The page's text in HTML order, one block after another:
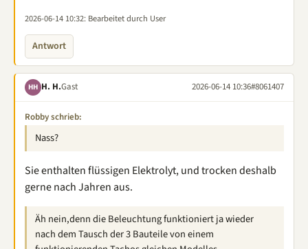
2026-06-14 10:32: Bearbeitet durch User
Antwort
HH H. H.Gast 2026-06-14 10:36#8061407
Robby schrieb:
Nass?
Sie enthalten flüssigen Elektrolyt, und trocken deshalb
gerne nach Jahren aus.
Äh nein,denn die Beleuchtung funktioniert ja wieder
nach dem Tausch der 3 Bauteile von einem